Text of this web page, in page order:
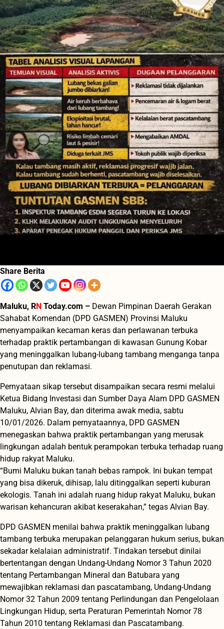
Share Berita
Maluku, RN Today.com – Dewan Pimpinan Daerah Gerakan
Sahabat Komendan (DPD GASMEN) Provinsi Maluku
menyampaikan kecaman keras dan perlawanan terbuka
terhadap praktik pertambangan di kawasan Gunung Kobar
yang meninggalkan lubang-lubang tambang menganga tanpa
penutupan dan reklamasi.
Pernyataan sikap tersebut disampaikan secara resmi melalui
Ketua Bidang Investasi dan Sumber Daya Alam DPD GASMEN
Maluku, Alvian Bay, dan diterima awak media, sabtu
10/01/2026. Dalam pernyataannya, DPD GASMEN
menegaskan bahwa praktik pertambangan yang merusak
lingkungan adalah bentuk perampokan terbuka terhadap ruang
hidup rakyat Maluku.
“Bumi Maluku bukan tanah bebas rampok. Ini bukan tempat
yang bisa dikeruk, dihisap, lalu ditinggalkan seperti kuburan
ekologis. Tanah ini adalah ruang hidup rakyat Maluku, bukan
warisan kehancuran akibat keserakahan,” tegas Alvian Bay.
DPD GASMEN menilai bahwa praktik meninggalkan lubang
tambang terbuka merupakan pelanggaran hukum serius, bukan
sekadar kelalaian administratif. Tindakan tersebut dinilai
bertentangan dengan Undang-Undang Nomor 3 Tahun 2020
tentang Pertambangan Mineral dan Batubara yang
mewajibkan reklamasi dan pascatambang, Undang-Undang
Nomor 32 Tahun 2009 tentang Perlindungan dan Pengelolaan
Lingkungan Hidup, serta Peraturan Pemerintah Nomor 78
Tahun 2010 tentang Reklamasi dan Pascatambang.